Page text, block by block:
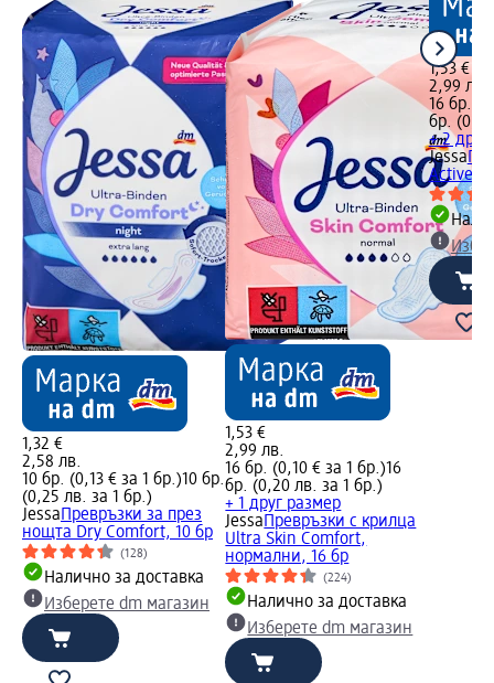
1,32 €
2,58 лв.
10 бр. (0,13 € за 1 бр.)10 бр.
(0,25 лв. за 1 бр.)
JessaПревръзки за през
нощта Dry Comfort, 10 бр
(128)
Налично за доставка
Изберете dm магазин
1,53 €
2,99 лв.
16 бр. (0,10 € за 1 бр.)16
бр. (0,20 лв. за 1 бр.)
+ 1 друг размер
JessaПревръзки с крилца
Ultra Skin Comfort,
нормални, 16 бр
(224)
Налично за доставка
Изберете dm магазин
1,53 €
2,99 лв.
16 бр.
бр.
+ 2
Jessa
Active